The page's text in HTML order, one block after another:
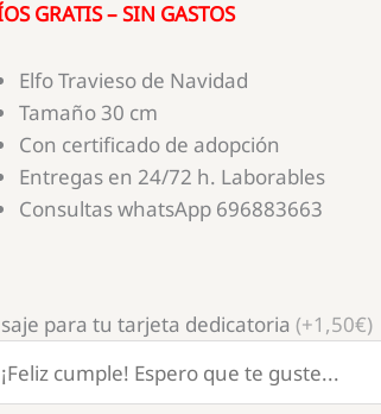
GRATIS – SIN GASTOS
Elfo Travieso de Navidad
Tamaño 30 cm
Con certificado de adopción
Entregas en 24/72 h. Laborables
Consultas whatsApp 696883663
para tu tarjeta dedicatoria (+1,50€)